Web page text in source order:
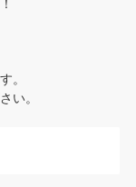
。
い。